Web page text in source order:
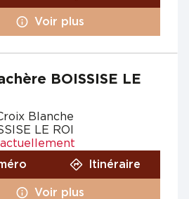
Voir plus
BOISSISE LE
Blanche
LE ROI
Itinéraire
Voir plus